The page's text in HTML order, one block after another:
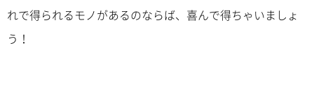
れで得られるモノがあるのならば、喜んで得ちゃいましょ
う！